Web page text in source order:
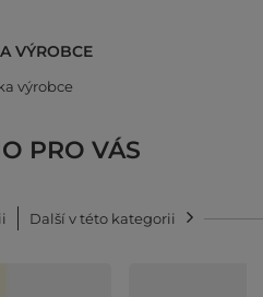
VÝROBCE
výrobce
PRO VÁS
Další v této kategorii